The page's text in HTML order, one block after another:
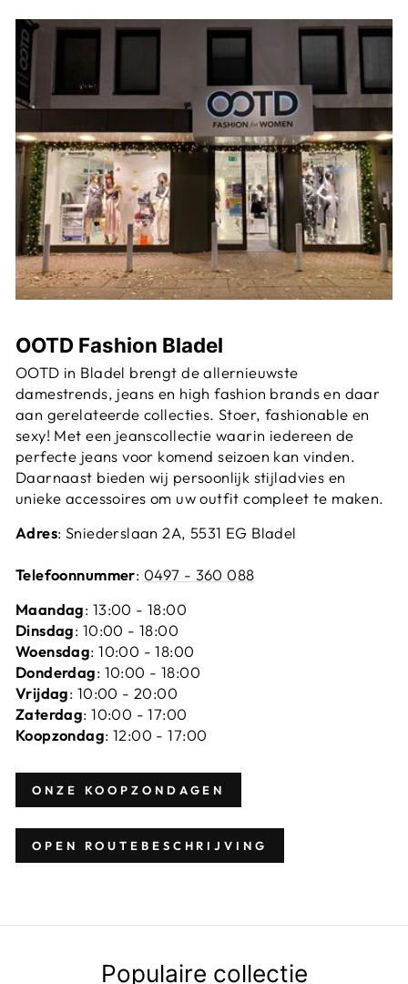
OOTD Fashion Bladel
OOTD in Bladel brengt de allernieuwste
damestrends, jeans en high fashion brands en daar
aan gerelateerde collecties. Stoer, fashionable en
sexy! Met een jeanscollectie waarin iedereen de
perfecte jeans voor komend seizoen kan vinden.
Daarnaast bieden wij persoonlijk stijladvies en
unieke accessoires om uw outfit compleet te maken.
Adres: Sniederslaan 2A, 5531 EG Bladel
Telefoonnummer: 0497 - 360 088
Maandag: 13:00 - 18:00
Dinsdag: 10:00 - 18:00
Woensdag: 10:00 - 18:00
Donderdag: 10:00 - 18:00
Vrijdag: 10:00 - 20:00
Zaterdag: 10:00 - 17:00
Koopzondag: 12:00 - 17:00
ONZE KOOPZONDAGEN
OPEN ROUTEBESCHRIJVING
Populaire collectie